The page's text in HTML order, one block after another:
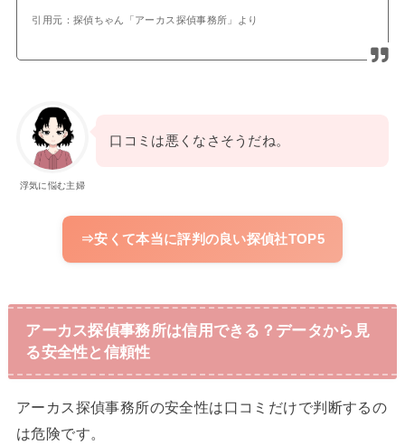
引用元：探偵ちゃん「アーカス探偵事務所」より
浮気に悩む主婦
口コミは悪くなさそうだね。
⇒安くて本当に評判の良い探偵社TOP5
アーカス探偵事務所は信用できる？データから見
る安全性と信頼性
アーカス探偵事務所の安全性は口コミだけで判断するの
は危険です。